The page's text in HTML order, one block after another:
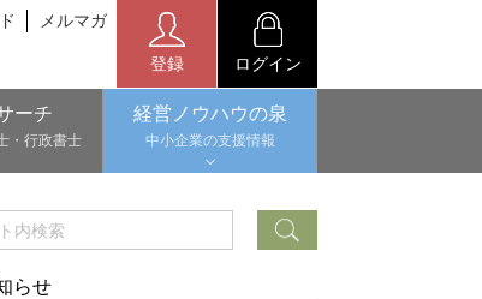
メルマガ
登録 ログイン
ーチ
・行政書士
経営ノウハウの泉
中小企業の支援情報
らせ